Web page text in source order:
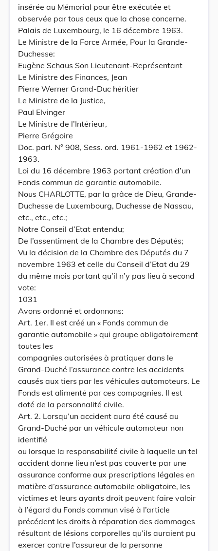
insérée au Mémorial pour être exécutée et
observée par tous ceux que la chose concerne.
Palais de Luxembourg, le 16 décembre 1963.
Le Ministre de la Force Armée, Pour la Grande-
Duchesse:
Eugène Schaus Son Lieutenant-Représentant
Le Ministre des Finances, Jean
Pierre Werner Grand-Duc héritier
Le Ministre de la Justice,
Paul Elvinger
Le Ministre de l’Intérieur,
Pierre Grégoire
Doc. parl. N° 908, Sess. ord. 1961-1962 et 1962-
1963.
Loi du 16 décembre 1963 portant création d’un
Fonds commun de garantie automobile.
Nous CHARLOTTE, par la grâce de Dieu, Grande-
Duchesse de Luxembourg, Duchesse de Nassau,
etc., etc., etc.;
Notre Conseil d’Etat entendu;
De l’assentiment de la Chambre des Députés;
Vu la décision de la Chambre des Députés du 7
novembre 1963 et celle du Conseil d’Etat du 29
du même mois portant qu’il n’y pas lieu à second
vote:
1031
Avons ordonné et ordonnons:
Art. 1er. Il est créé un « Fonds commun de
garantie automobile » qui groupe obligatoirement
toutes les
compagnies autorisées à pratiquer dans le
Grand-Duché l’assurance contre les accidents
causés aux tiers par les véhicules automoteurs. Le
Fonds est alimenté par ces compagnies. Il est
doté de la personnalité civile.
Art. 2. Lorsqu’un accident aura été causé au
Grand-Duché par un véhicule automoteur non
identifié
ou lorsque la responsabilité civile à laquelle un tel
accident donne lieu n’est pas couverte par une
assurance conforme aux prescriptions légales en
matière d’assurance automobile obligatoire, les
victimes et leurs ayants droit peuvent faire valoir
à l’égard du Fonds commun visé à l’article
précédent les droits à réparation des dommages
résultant de lésions corporelles qu’ils auraient pu
exercer contre l’assureur de la personne